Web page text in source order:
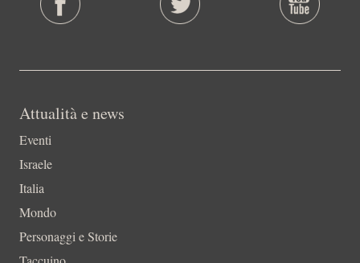
Attualità e news
Eventi
Israele
Italia
Mondo
Personaggi e Storie